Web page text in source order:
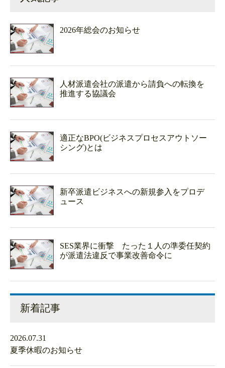
2026年総会のお知らせ
人材派遣会社の派遣から請負への転換を
推進する協議会
適正なBPO(ビジネスプロセスアウトソー
シング)とは
新卒派遣ビジネスへの新規参入をプロデ
ュース
SES業界に衝撃 たった１人の準委任契約
が派遣法違反で事業改善命令に
新着記事
2026.07.31
夏季休暇のお知らせ